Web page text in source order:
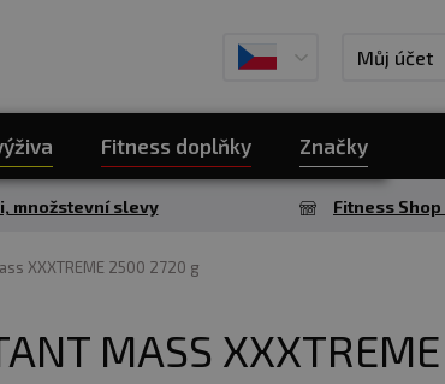
Můj účet
Fitness doplňky Značky
množstevní slevy Fitness
XXXTREME 2500 2720 g
MASS